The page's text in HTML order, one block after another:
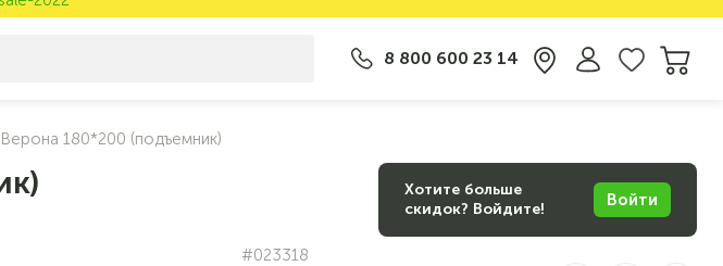
8 800 600 23 14
Верона 180*200 (подъемник)
#023318
Хотите больше
скидок? Войдите!
Войти